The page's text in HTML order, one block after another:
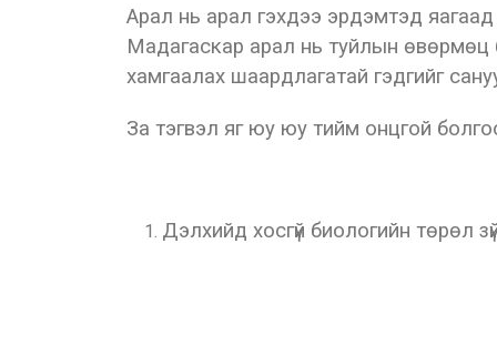
Арал нь арал гэхдээ эрдэмтэд
Мадагаскар арал нь туйлын өвөрмөц
хамгаалах шаардлагатай гэдгийг
За тэгвэл яг юу юу тийм онцгой
Дэлхийд хосгүй биологийн төрөл